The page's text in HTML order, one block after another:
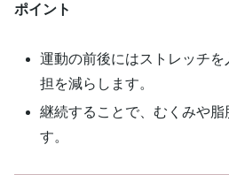
ポイント
運動の前後にはストレッチ
担を減らします。
継続することで、むくみや脂
す。